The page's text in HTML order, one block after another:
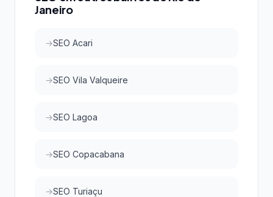
Janeiro
SEO Acari
SEO Vila Valqueire
SEO Lagoa
SEO Copacabana
SEO Turiaçu